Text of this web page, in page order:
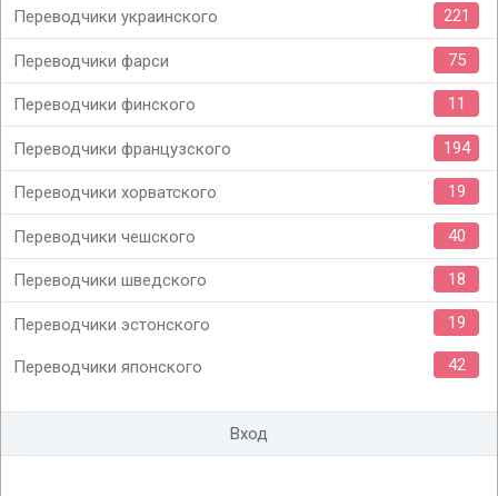
Переводчики украинского 221
Переводчики фарси 75
Переводчики финского 11
Переводчики французского 194
Переводчики хорватского 19
Переводчики чешского 40
Переводчики шведского 18
Переводчики эстонского 19
Переводчики японского 42
Вход